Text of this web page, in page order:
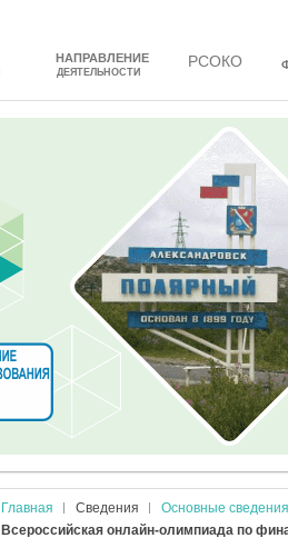
НАПРАВЛЕНИЕ
ДЕЯТЕЛЬНОСТИ
РСОКО
Главная Сведения Основные сведения
Всероссийская онлайн-олимпиада по